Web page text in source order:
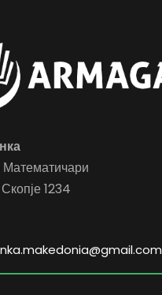
Математичари
1234